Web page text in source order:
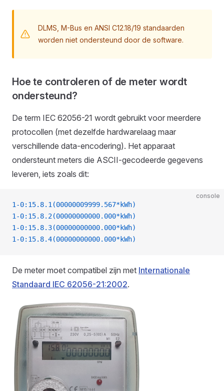
DLMS, M-Bus en ANSI C12.18/19 standaarden
worden niet ondersteund door de software.
Hoe te controleren of de meter wordt
ondersteund?
De term IEC 62056-21 wordt gebruikt voor meerdere
protocollen (met dezelfde hardwarelaag maar
verschillende data-encodering). Het apparaat
ondersteunt meters die ASCII-gecodeerde gegevens
leveren, iets zoals dit:
console
1-0:15.8.1(00000009999.567*kWh)
1-0:15.8.2(00000000000.000*kWh)
1-0:15.8.3(00000000000.000*kWh)
1-0:15.8.4(00000000000.000*kWh)
De meter moet compatibel zijn met Internationale
Standaard IEC 62056-21:2002.